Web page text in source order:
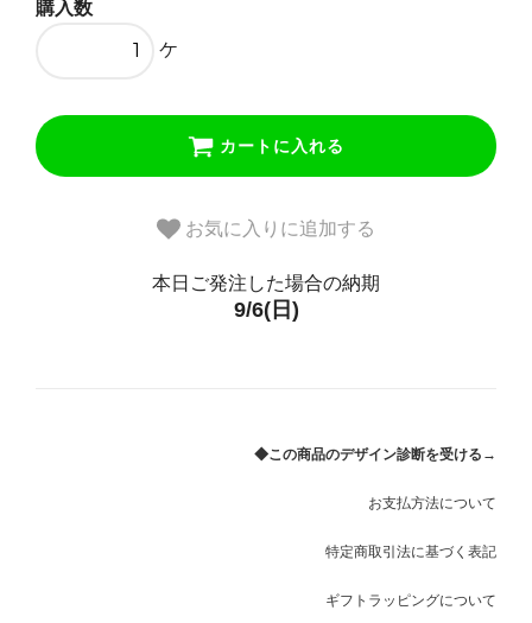
購入数
ケ
カートに入れる
お気に入りに追加する
本日ご発注した場合の納期
9/6(日)
◆この商品のデザイン診断を受ける→
お支払方法について
特定商取引法に基づく表記
ギフトラッピングについて